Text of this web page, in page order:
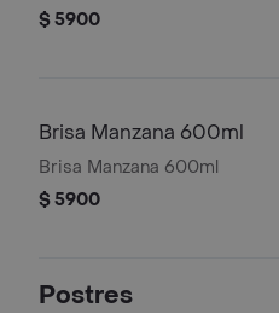
$ 5900
Brisa Manzana 600ml
Brisa Manzana 600ml
$ 5900
Postres